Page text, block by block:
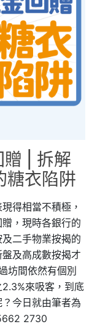
| 拆解
糖衣陷阱
得相當不積極，
，現時各銀行的
二手物業按揭的
及高成數按揭才
坊間依然有個別
來吸客，到底
今日就由筆者為
2730